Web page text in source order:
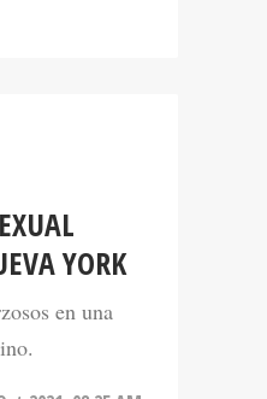
YORK
en una
2021. 08:25 AM